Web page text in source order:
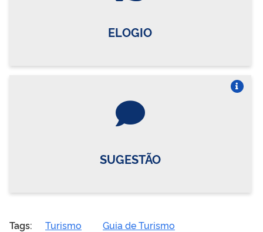
ELOGIO
SUGESTÃO
Tags: Turismo
Guia de Turismo